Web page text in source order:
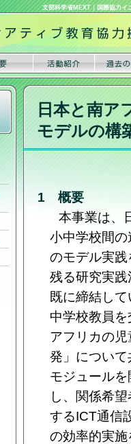
文部科学省MEXT｜国際協力イ
日本と南ア
モデルの構
1 概要
本事業は、
小中学校間
のモデル実
残る研究実
既に締結し
中学校教員
アフリカの
発」につい
モジュール
し、関係希
するICT通信
の効率的実